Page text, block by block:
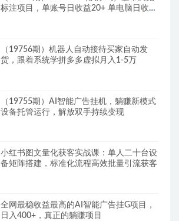
标注项目，单账号日收益20+ 单电脑日收益
（19756期）机器人自动接待买家自动发
货，跟着系统学拼多多虚拟月入1-5万
（19755期）AI智能广告挂机，躺赚新模式
设备托管运行，解放双手持续变现
小红书图文量化获客实战课：单人二十台设
备矩阵搭建，标准化流程高效批量引流获客
全网最稳收益最高的AI智能广告挂G项目，
日入400+，真正的躺賺项目